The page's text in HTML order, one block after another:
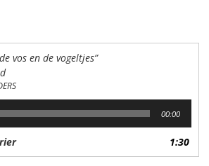
vos en de vogeltjes”
00:00
1:30